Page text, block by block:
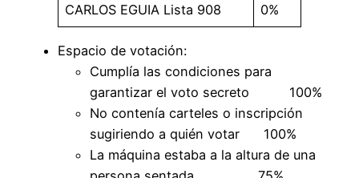
CARLOS EGUIA Lista 908 0%
Espacio de votación:
Cumplía las condiciones para
garantizar el voto secreto 100%
No contenía carteles o inscripción
sugiriendo a quién votar 100%
La máquina estaba a la altura de una